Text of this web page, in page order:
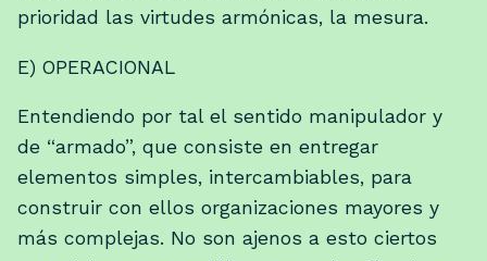
prioridad las virtudes armónicas, la mesura.
E) OPERACIONAL
Entendiendo por tal el sentido manipulador y
de “armado”, que consiste en entregar
elementos simples, intercambiables, para
construir con ellos organizaciones mayores y
más complejas. No son ajenos a esto ciertos